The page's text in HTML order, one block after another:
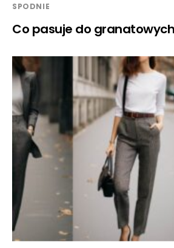
SPODNIE
Co pasuje do